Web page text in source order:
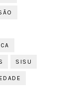
SISU